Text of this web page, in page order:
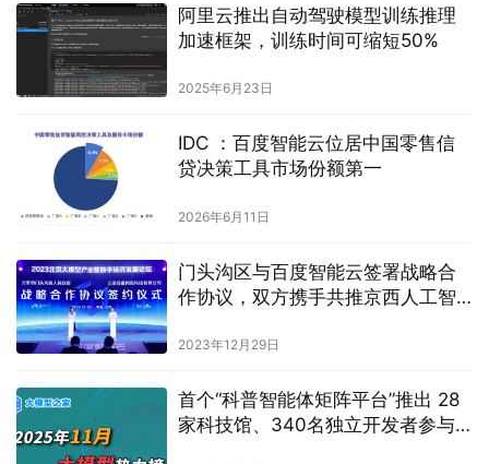
阿里云推出自动驾驶模型训练推理
加速框架，训练时间可缩短50%
2025年6月23日
IDC ：百度智能云位居中国零售信
贷决策工具市场份额第一
2026年6月11日
门头沟区与百度智能云签署战略合
作协议，双方携手共推京西人工智
2023年12月29日
首个“科普智能体矩阵平台”推出 28
家科技馆、340名独立开发者参与